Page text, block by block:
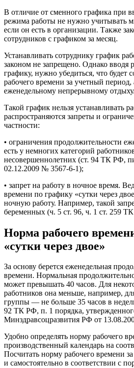
В отличие от сменного графика при
режима работы не нужно учитывать
если он есть в организации. Также
сотрудников с графиком за месяц.
Устанавливать сотруднику график
законом не запрещено. Однако вводя
графику, нужно убедиться, что будет
рабочего времени за учетный период,
еженедельному непрерывному отдыху.
Такой график нельзя устанавливать
распространяются запреты и
частности:
• ограничения продолжительности
есть у немногих категорий
несовершеннолетних (ст. 94 ТК РФ,
02.12.2009 № 3567-6-1);
• запрет на работу в ночное время.
времени по графику «сутки через
ночную работу. Например, такой
беременных (ч. 5 ст. 96, ч. 1 ст. 259
Норма рабочего
«сутки через двое»
За основу берется еженедельная
времени. Нормальная
может превышать 40 часов. Для
работников она меньше, например,
группы — не больше 35 часов в
92 ТК РФ, п. 1 порядка,
Минздравсоцразвития РФ от
Удобно определять норму рабочего
производственный календарь на
Посчитать норму рабочего времени
и самостоятельно в соответствии с